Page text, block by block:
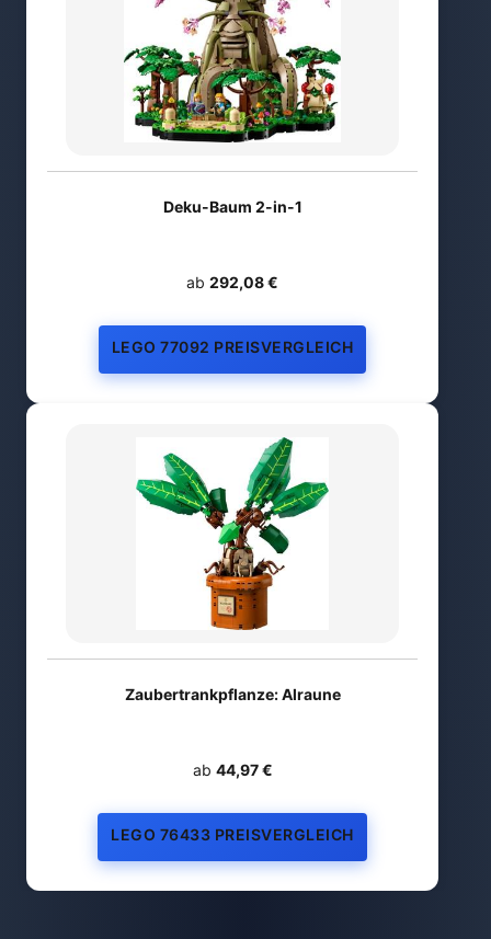
Deku-Baum 2-in-1
ab 292,08 €
LEGO 77092 PREISVERGLEICH
Zaubertrankpflanze: Alraune
ab 44,97 €
LEGO 76433 PREISVERGLEICH